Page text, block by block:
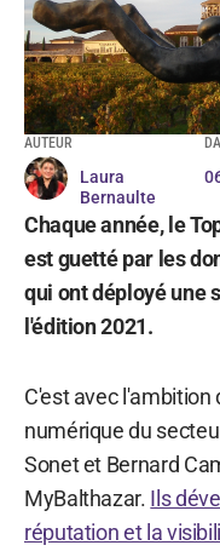
AUTEUR
Laura
Bernaulte
Chaque année, le
est guetté par les
qui ont déployé une
l'édition 2021.
C'est avec l'ambition
numérique du
Sonet et Bernard
MyBalthazar. Ils
réputation et la